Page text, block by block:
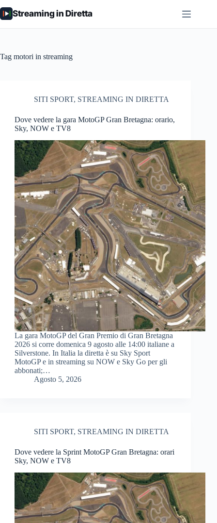
al
contenuto
Streaming in Diretta
Tag motori in streaming
SITI SPORT, STREAMING IN DIRETTA
Dove vedere la gara MotoGP Gran Bretagna: orario,
Sky, NOW e TV8
La gara MotoGP del Gran Premio di Gran Bretagna
2026 si corre domenica 9 agosto alle 14:00 italiane a
Silverstone. In Italia la diretta è su Sky Sport
MotoGP e in streaming su NOW e Sky Go per gli
abbonati;…
Agosto 5, 2026
SITI SPORT, STREAMING IN DIRETTA
Dove vedere la Sprint MotoGP Gran Bretagna: orari
Sky, NOW e TV8